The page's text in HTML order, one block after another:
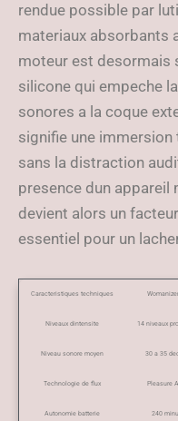
rendue possible par
materiaux absorbants
moteur est desormais
silicone qui empeche
sonores a la coque
signifie une
sans la distraction
presence dun appareil
devient alors un
essentiel pour un
Caracteristiques techniques
Niveaux dintensite 14 niveaux
Niveau sonore moyen 30 a 35
Technologie de flux Pleasure
Autonomie batterie 240